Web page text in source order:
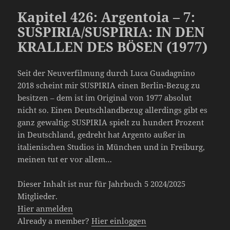
Kapitel 426: Argentoia – 7:
SUSPIRIA/SUSPIRIA: IN DEN
KRALLEN DES BÖSEN (1977)
Seit der Neuverfilmung durch Luca Guadagnino
2018 scheint mir SUSPIRIA einen Berlin-Bezug zu
besitzen – dem ist im Original von 1977 absolut
nicht so. Einen Deutschlandbezug allerdings gibt es
ganz gewaltig: SUSPIRIA spielt zu hundert Prozent
in Deutschland, gedreht hat Argento außer in
italienischen Studios in München und in Freiburg,
meinen tut er vor allem…
Dieser Inhalt ist nur für Jahrbuch 5 2024/2025
Mitglieder.
Hier anmelden
Already a member?Hier einloggen